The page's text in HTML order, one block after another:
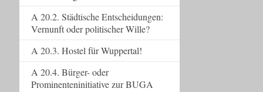
A 20.2. Städtische Entscheidungen:
Vernunft oder politischer Wille?
A 20.3. Hostel für Wuppertal!
A 20.4. Bürger- oder
Prominenteninitiative zur BUGA